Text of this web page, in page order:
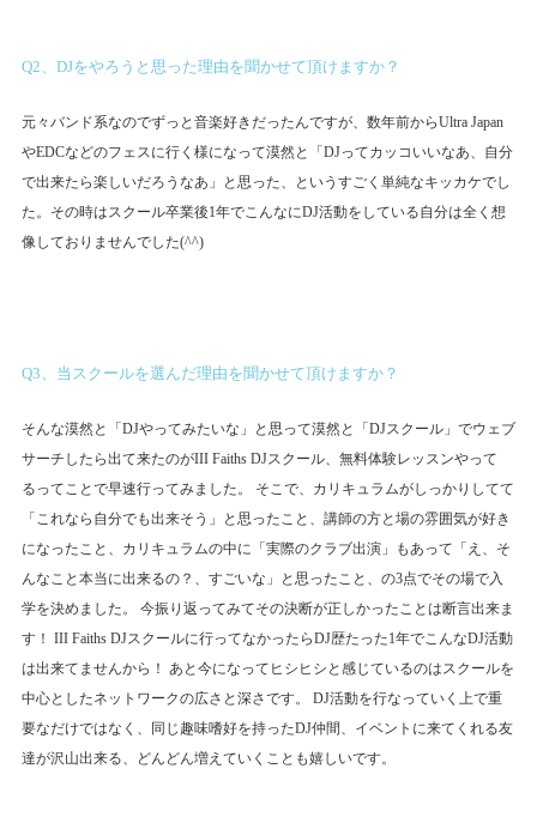
Q2、DJをやろうと思った理由を聞かせて頂けますか？
元々バンド系なのでずっと音楽好きだったんですが、数年前からUltra Japan
やEDCなどのフェスに行く様になって漠然と「DJってカッコいいなあ、自分
で出来たら楽しいだろうなあ」と思った、というすごく単純なキッカケでし
た。その時はスクール卒業後1年でこんなにDJ活動をしている自分は全く想
像しておりませんでした(^^)
Q3、当スクールを選んだ理由を聞かせて頂けますか？
そんな漠然と「DJやってみたいな」と思って漠然と「DJスクール」でウェブ
サーチしたら出て来たのがIII Faiths DJスクール、無料体験レッスンやって
るってことで早速行ってみました。 そこで、カリキュラムがしっかりしてて
「これなら自分でも出来そう」と思ったこと、講師の方と場の雰囲気が好き
になったこと、カリキュラムの中に「実際のクラブ出演」もあって「え、そ
んなこと本当に出来るの？、すごいな」と思ったこと、の3点でその場で入
学を決めました。 今振り返ってみてその決断が正しかったことは断言出来ま
す！ III Faiths DJスクールに行ってなかったらDJ歴たった1年でこんなDJ活動
は出来てませんから！ あと今になってヒシヒシと感じているのはスクールを
中心としたネットワークの広さと深さです。 DJ活動を行なっていく上で重
要なだけではなく、同じ趣味嗜好を持ったDJ仲間、イベントに来てくれる友
達が沢山出来る、どんどん増えていくことも嬉しいです。